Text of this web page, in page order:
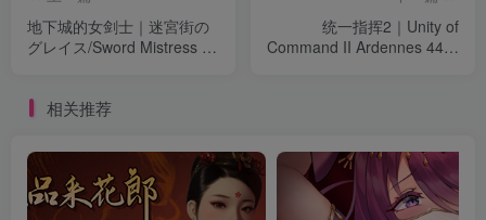
地下城的女剑士｜迷宮街の
グレイス/Sword Mistress of
统一指挥2｜Unity of
Command II Ardennes 44｜
相关推荐